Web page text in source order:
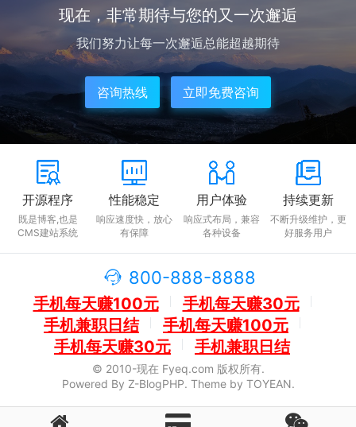
3、费用低廉
使用手机信用卡还款软件（App）进行还款，比现金还款或转账汇款
手续费更低，银行也有时会提供优惠活动，让您更节约费用。
4、账单提醒
手机信用卡还款软件（App）可以根据您的指定日期发送账单提醒，
让您不再错过每期的还款日期，避免逾期产生滞纳金。
5、精准分析
手机信用卡还款软件（App）还可以帮您精准分析收支情况，更方便
总之，手机信用卡还款软件（App）是一款财务管理工具，它可以让
您安全、快捷、低廉的进行信用卡还款，还可以提醒您还款日期，并
精准分析收支情况，有效帮助您掌握财务状况，让您财务自由。
现在，非常期待与您的又一次邂逅
我们努力让每一次邂逅总能超越期待
咨询热线 立即免费咨询
开源程序
既是博客,也是
CMS建站系统
性能稳定
响应速度快，放心
有保障
用户体验
响应式布局，兼容
各种设备
持续更新
不断升级维护，更
好服务用户
800-888-8888
手机每天赚100元
手机每天赚30元
手机兼职日结
手机每天赚100元
手机每天赚30元
手机兼职日结
© 2010-现在 Fyeq.com 版权所有.
Powered By Z-BlogPHP. Theme by TOYEAN.